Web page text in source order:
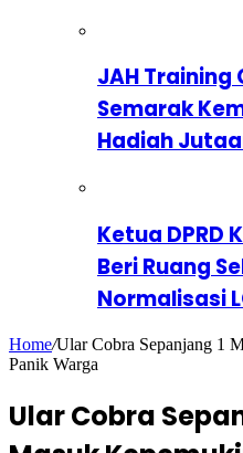
JAH Training
Semarak
Hadiah
Ketua DPRD
Beri Ruang
Normalisasi
Home/Ular Cobra Sepanjang 1
Panik Warga
Ular Cobra